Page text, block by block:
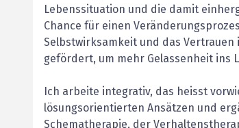
Lebenssituation und die damit
Chance für einen
Selbstwirksamkeit und das
gefördert, um mehr Gelassenheit ins
Ich arbeite integrativ, das heisst
lösungsorientierten Ansätzen und
Schematherapie, der